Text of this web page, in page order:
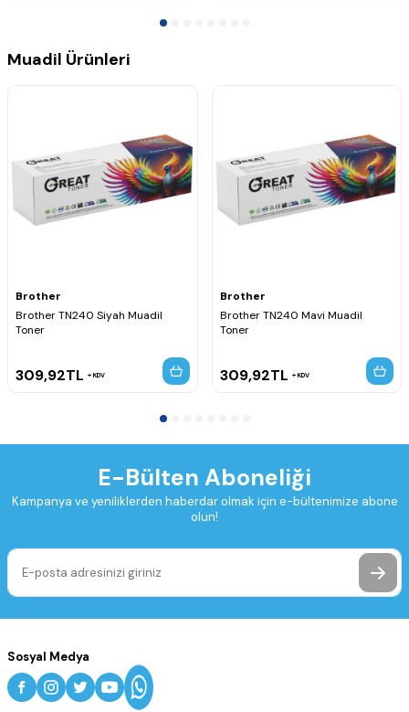
Muadil Ürünleri
Brother
Brother TN240 Siyah Muadil
Toner
309,92TL KDV
Brother
Brother TN240 Mavi Muadil
Toner
309,92TL KDV
E-Bülten Aboneliği
Kampanya ve yeniliklerden haberdar olmak için e-bültenimize abone
olun!
Sosyal Medya